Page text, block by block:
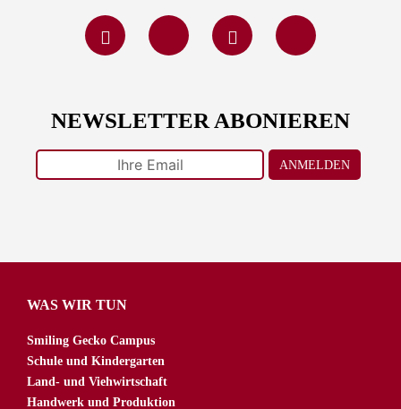
NEWSLETTER ABONIEREN
ANMELDEN
WAS WIR TUN
Smiling Gecko Campus
Schule und Kindergarten
Land- und Viehwirtschaft
Handwerk und Produktion